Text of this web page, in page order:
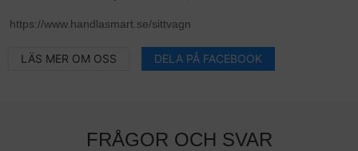
LÄS MER OM OSS DELA PÅ FACEBOOK
FRÅGOR OCH SVAR